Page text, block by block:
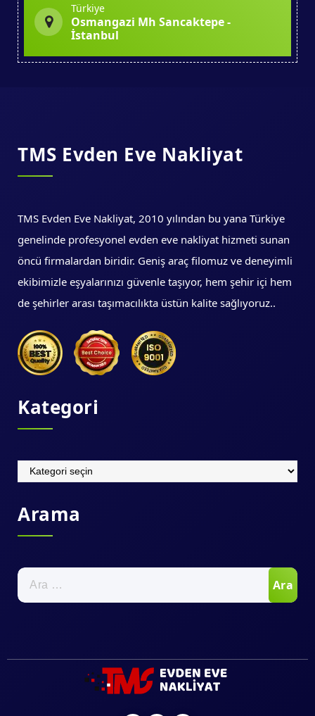
Türkiye
Osmangazi Mh Sancaktepe -
İstanbul
TMS Evden Eve Nakliyat
TMS Evden Eve Nakliyat, 2010 yılından bu yana Türkiye
genelinde profesyonel evden eve nakliyat hizmeti sunan
öncü firmalardan biridir. Geniş araç filomuz ve deneyimli
ekibimizle eşyalarınızı güvenle taşıyor, hem şehir içi hem
de şehirler arası taşımacılıkta üstün kalite sağlıyoruz..
Kategori
Kategori
Arama
Arama: